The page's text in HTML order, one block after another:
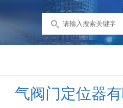
气阀门定位器